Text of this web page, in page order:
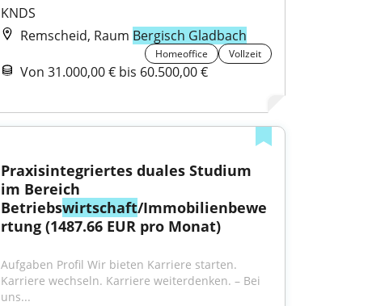
KNDS
Remscheid, Raum Bergisch Gladbach
Homeoffice Vollzeit
Von 31.000,00 € bis 60.500,00 €
Praxisintegriertes duales Studium
im Bereich
Betriebswirtschaft/Immobilienbewe
rtung (1487.66 EUR pro Monat)
Aufgaben Profil Wir bieten Karriere starten.
Karriere wechseln. Karriere weiterdenken. – Bei
uns...